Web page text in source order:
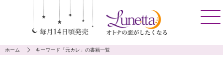
ホーム キーワード「元カレ」の書籍一覧